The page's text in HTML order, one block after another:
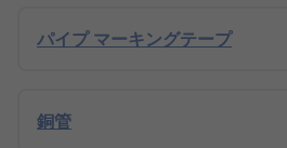
パイプ マーキングテープ
銅管